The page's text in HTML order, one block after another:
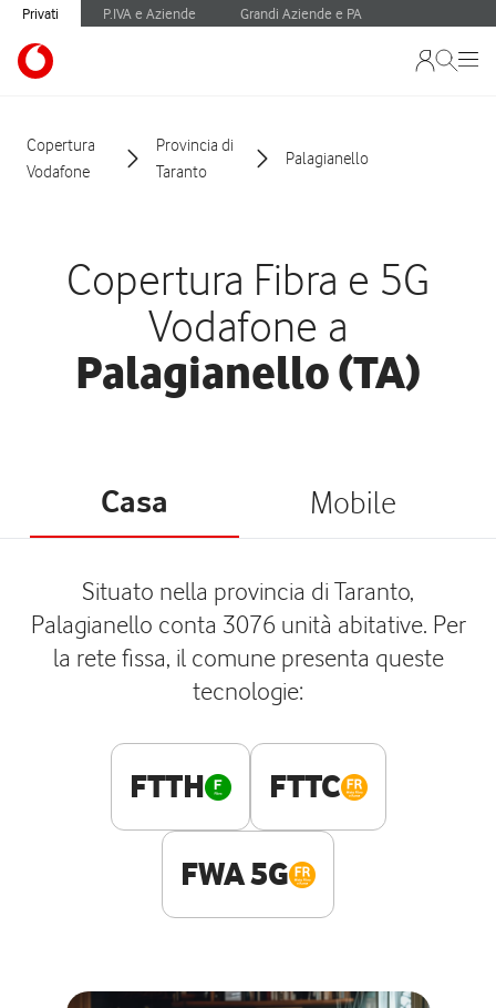
Privati P.IVA e Aziende Grandi Aziende e PA
Copertura
Vodafone
Provincia di
Taranto
Palagianello
Copertura Fibra e 5G
Vodafone a
Palagianello (TA)
Casa Mobile
Situato nella provincia di Taranto,
Palagianello conta 3076 unità abitative. Per
la rete fissa, il comune presenta queste
tecnologie:
FTTH FTTC
FWA 5G